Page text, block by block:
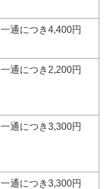
一通につき4,400円
一通につき2,200円
一通につき3,300円
一通につき3,300円